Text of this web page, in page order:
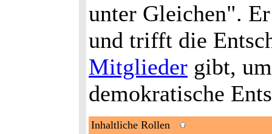
unter Gleichen".
und trifft die
Mitglieder gibt,
demokratische
Inhaltliche Rollen